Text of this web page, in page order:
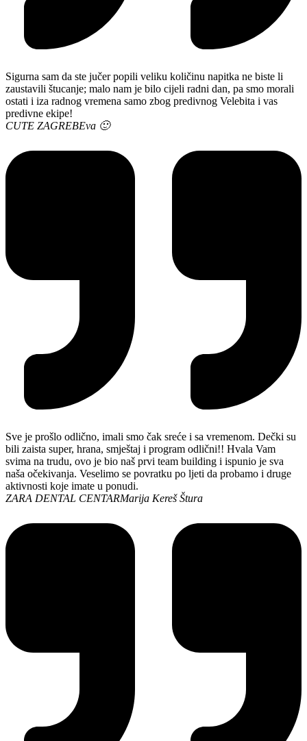
Sigurna sam da ste jučer popili veliku količinu napitka ne biste li
zaustavili štucanje; malo nam je bilo cijeli radni dan, pa smo morali
ostati i iza radnog vremena samo zbog predivnog Velebita i vas
predivne ekipe!
CUTE ZAGREBEva 🙂
Sve je prošlo odlično, imali smo čak sreće i sa vremenom. Dečki su
bili zaista super, hrana, smještaj i program odlični!! Hvala Vam
svima na trudu, ovo je bio naš prvi team building i ispunio je sva
naša očekivanja. Veselimo se povratku po ljeti da probamo i druge
aktivnosti koje imate u ponudi.
ZARA DENTAL CENTARMarija Kereš Štura